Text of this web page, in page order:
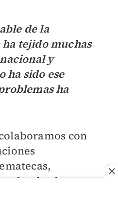
de la
tejido muchas
y
ha sido ese
ha
con
de cine.